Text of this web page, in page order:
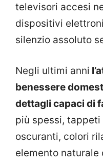
televisori accesi
dispositivi
silenzio assoluto
Negli ultimi anni
benessere
dettagli capaci di
più spessi,
oscuranti, colori
elemento